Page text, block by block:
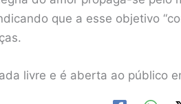
que a esse objetivo
livre e é aberta ao público